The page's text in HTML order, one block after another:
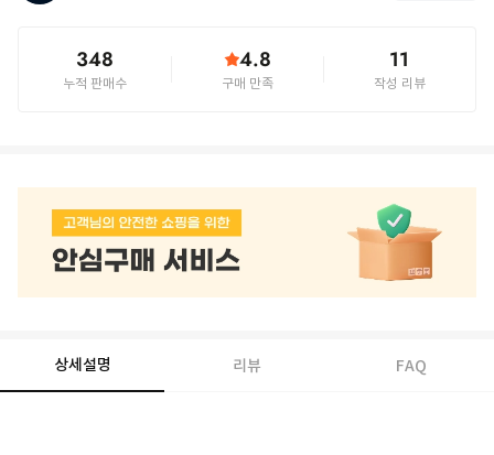
348
누적 판매수
4.8
구매 만족
11
작성 리뷰
상세설명 리뷰 FAQ